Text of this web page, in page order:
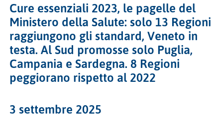
Cure essenziali 2023, le pagelle del
Ministero della Salute: solo 13 Regioni
raggiungono gli standard, Veneto in
testa. Al Sud promosse solo Puglia,
Campania e Sardegna. 8 Regioni
peggiorano rispetto al 2022
3 settembre 2025